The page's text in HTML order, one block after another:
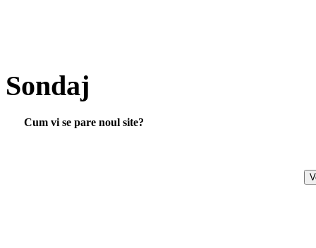
Sondaj
Cum vi se pare noul site?